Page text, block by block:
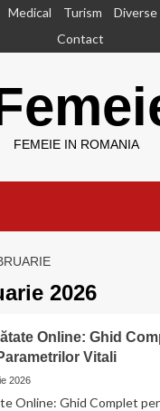
Medical Turism Diverse
Contact
FEMEIE IN ROMANIA
2026
Online: Ghid
Vitali
2026
Online: Ghid Complet